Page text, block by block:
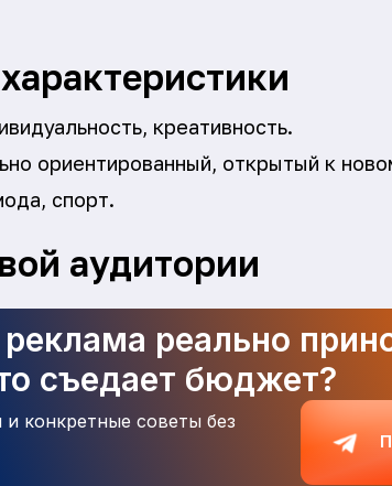
креативность.
ориентированный, открытый к
спорт.
аудитории
реально
съедает бюджет?
конкретные советы без